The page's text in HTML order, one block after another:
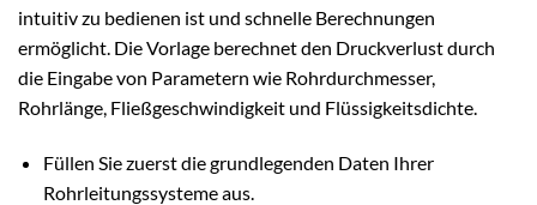
intuitiv zu bedienen ist und schnelle Berechnungen
ermöglicht. Die Vorlage berechnet den Druckverlust durch
die Eingabe von Parametern wie Rohrdurchmesser,
Rohrlänge, Fließgeschwindigkeit und Flüssigkeitsdichte.
Füllen Sie zuerst die grundlegenden Daten Ihrer
Rohrleitungssysteme aus.